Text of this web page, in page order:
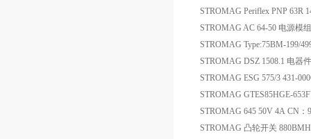
STROMAG Periflex PNP 63R
STROMAG AC 64-50 电源模组
STROMAG Type:75BM-199/
STROMAG DSZ 1508.1 电器件
STROMAG ESG 575/3 431-
STROMAG GTES85HGE-
STROMAG 645 50V 4A CN：
STROMAG 凸轮开关